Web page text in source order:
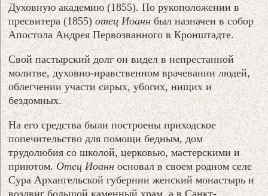
Духовную академию (1855). По рукоположении в
пресвитера (1855)отец Иоаннбыл назначен в собор
Апостола Андрея Первозванного в Кронштадте.
Свой пастырский долг он видел в непрестанной
молитве, духовно-нравственном врачевании людей,
облегчении участи сирых, убогих, нищих и
бездомных.
На его средства были построены приходское
попечительство для помощи бедным, дом
трудолюбия со школой, церковью, мастерскими и
приютом.Отец Иоанносновал в своем родном селе
Сура Архангельской губернии женский монастырь и
воздвиг большой каменный храм, а в Санкт-